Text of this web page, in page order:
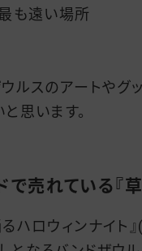
も遠い場所
ルスのアートやグ
思います。
売れている『草
ハロウィンナイト